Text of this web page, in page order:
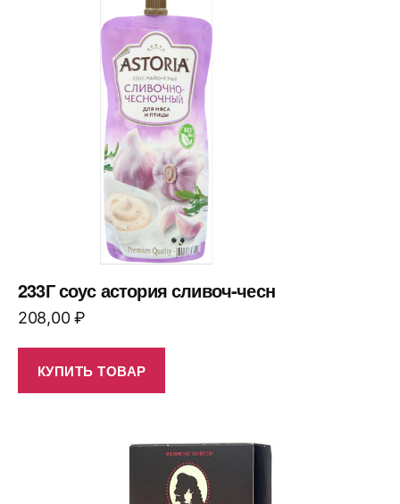
233Г соус астория сливоч-чесн
208,00₽
КУПИТЬ ТОВАР